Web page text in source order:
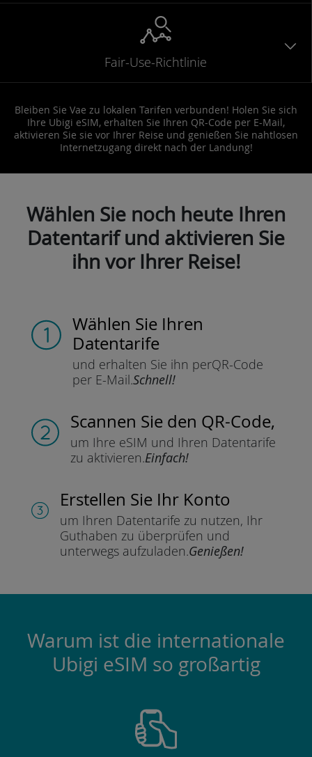
Fair-Use-Richtlinie
Bleiben Sie Vae zu lokalen Tarifen verbunden! Holen Sie sich
Ihre Ubigi eSIM, erhalten Sie Ihren QR-Code per E-Mail,
aktivieren Sie sie vor Ihrer Reise und genießen Sie nahtlosen
Internetzugang direkt nach der Landung!
Wählen Sie noch heute Ihren
Datentarif und aktivieren Sie
ihn vor Ihrer Reise!
Wählen Sie Ihren
Datentarife
und erhalten Sie ihn perQR-Code
per E-Mail.Schnell!
Scannen Sie den QR-Code,
um Ihre eSIM und Ihren Datentarife
zu aktivieren.Einfach!
Erstellen Sie Ihr Konto
um Ihren Datentarife zu nutzen, Ihr
Guthaben zu überprüfen und
unterwegs aufzuladen.Genießen!
Warum ist die internationale
Ubigi eSIM so großartig